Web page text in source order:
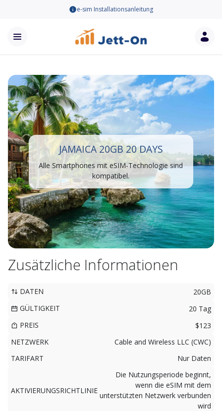
e-sim Installationsanleitung
JAMAICA 20GB 20 DAYS
Alle Smartphones mit eSIM-Technologie sind
kompatibel.
Zusätzliche Informationen
DATEN
20GB
GÜLTIGKEIT
20 Tag
PREIS
$123
NETZWERK
Cable and Wireless LLC (CWC)
TARIFART
Nur Daten
AKTIVIERUNGSRICHTLINIE
Die Nutzungsperiode beginnt,
wenn die eSIM mit dem
unterstützten Netzwerk verbunden
wird